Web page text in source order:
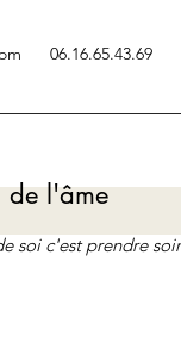
06.16.65.43.69
de l'âme
soi c'est prendre